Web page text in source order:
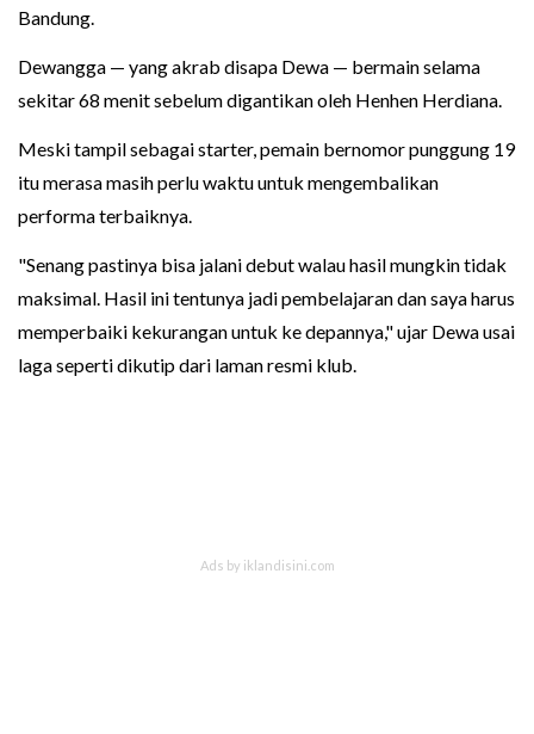
Bandung.
Dewangga — yang akrab disapa Dewa — bermain selama
sekitar 68 menit sebelum digantikan oleh Henhen Herdiana.
Meski tampil sebagai starter, pemain bernomor punggung 19
itu merasa masih perlu waktu untuk mengembalikan
performa terbaiknya.
"Senang pastinya bisa jalani debut walau hasil mungkin tidak
maksimal. Hasil ini tentunya jadi pembelajaran dan saya harus
memperbaiki kekurangan untuk ke depannya," ujar Dewa usai
laga seperti dikutip dari laman resmi klub.